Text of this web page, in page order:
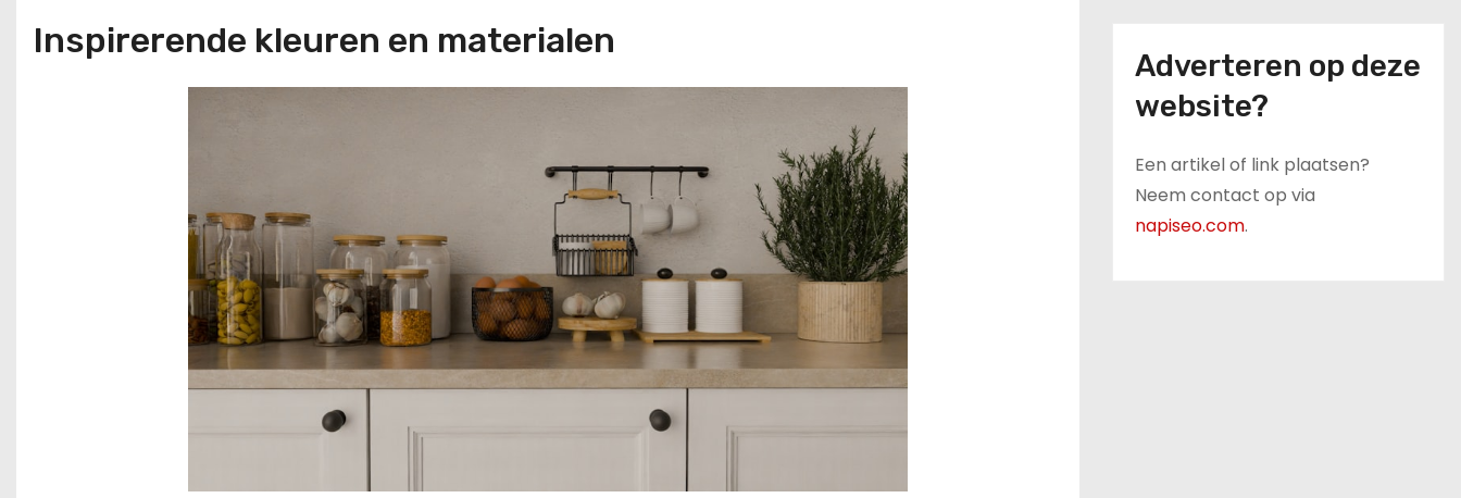
Inspirerende kleuren en materialen
Adverteren op deze
website?
Een artikel of link plaatsen?
Neem contact op via
napiseo.com.